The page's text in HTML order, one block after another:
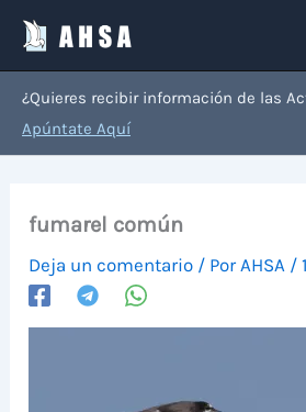
contenido
¿Quieres recibir información de las
Apúntate Aquí
fumarel común
Deja un comentario / Por AHSA /